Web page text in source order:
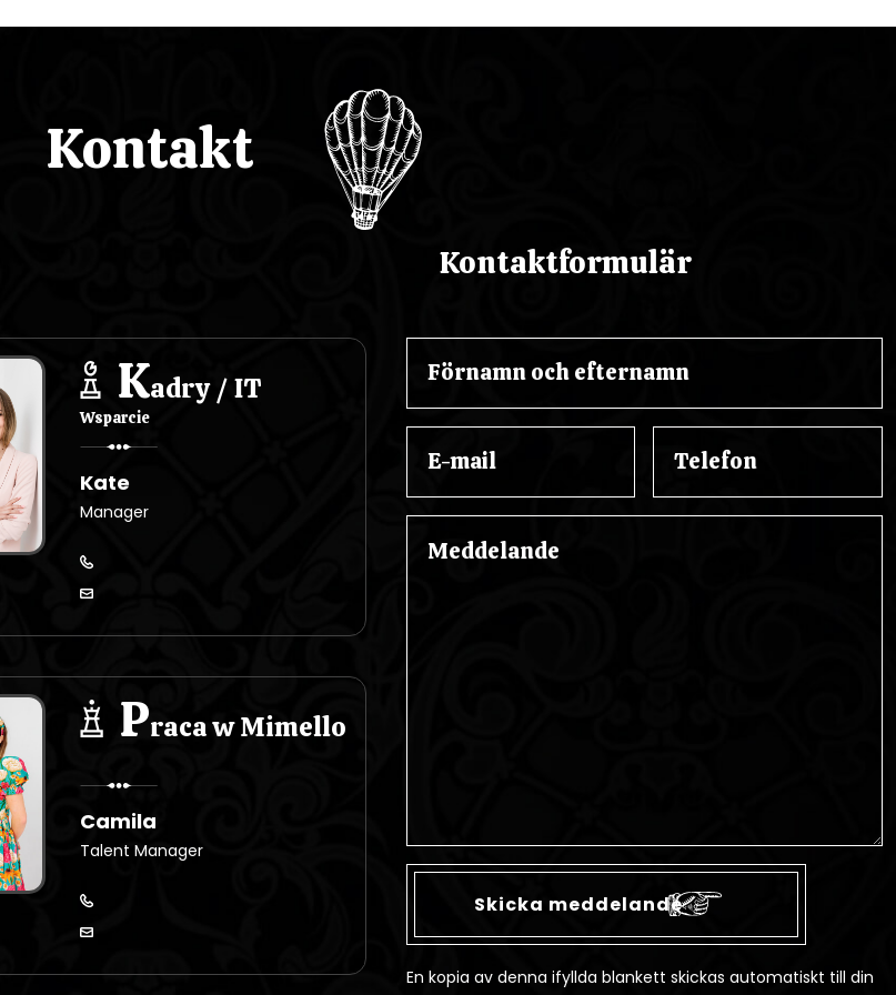
Kontakt
Kadry / IT
Wsparcie
Kate
Manager
Praca w Mimello
Camila
Talent Manager
Kontaktformulär
En kopia av denna ifyllda blankett skickas automatiskt till din